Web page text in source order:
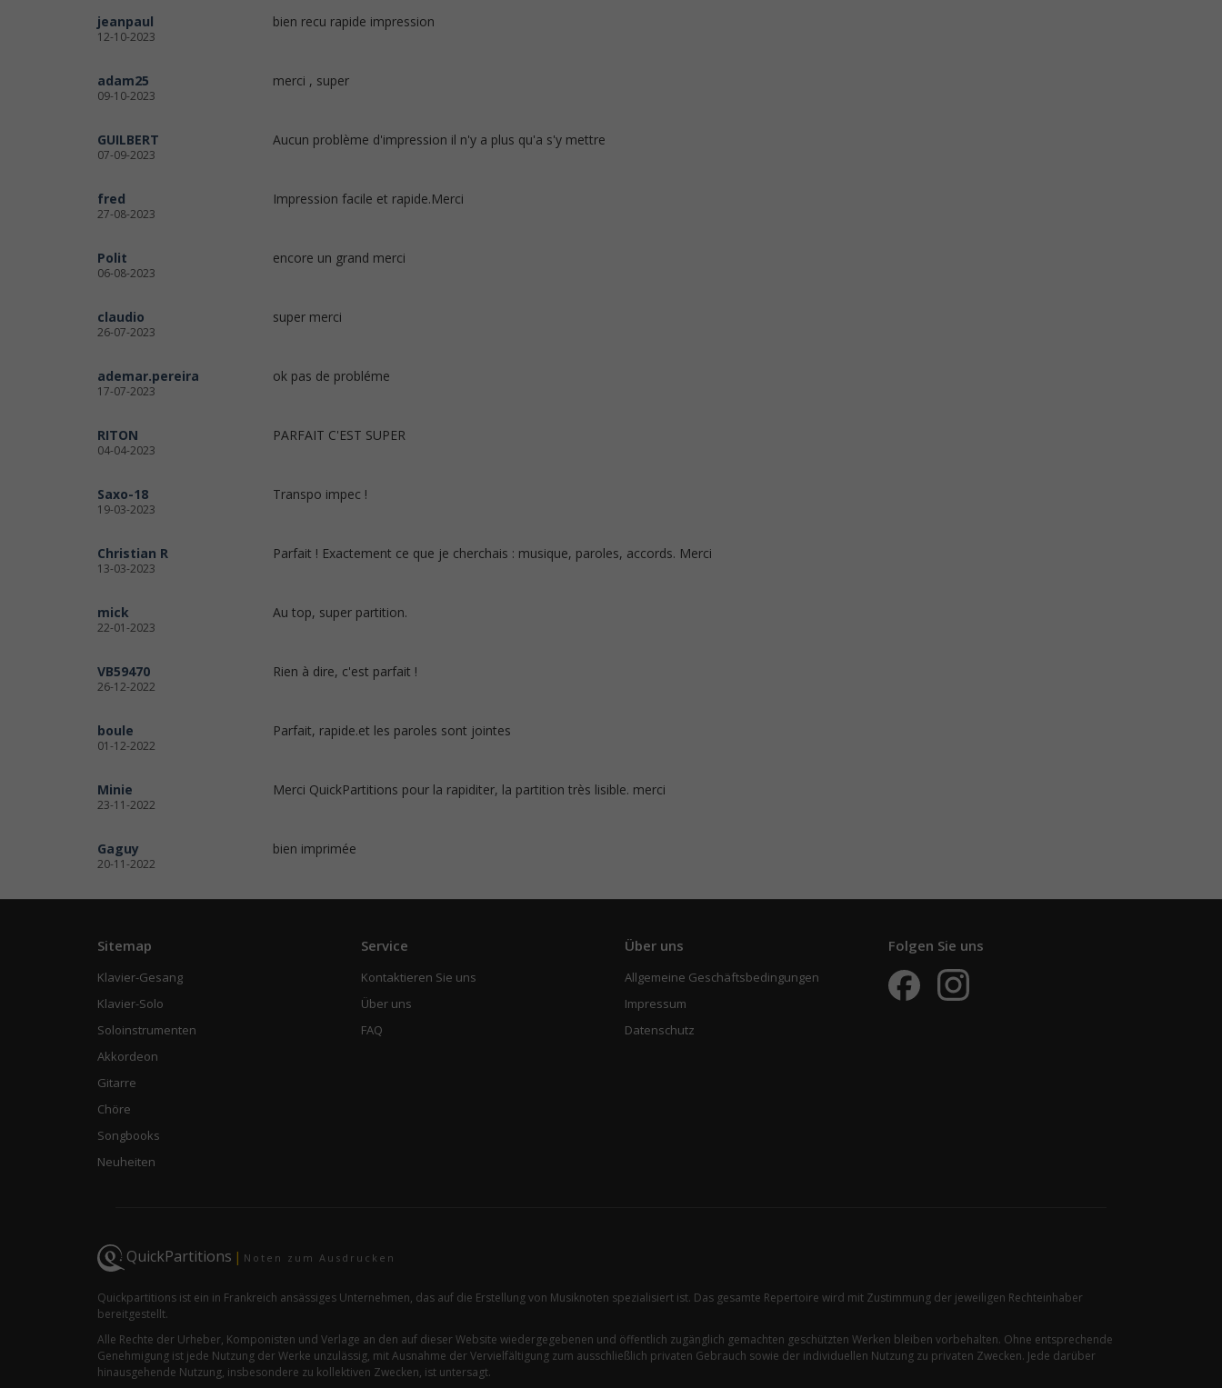
jeanpaul
12-10-2023
bien recu rapide impression
adam25
09-10-2023
merci , super
GUILBERT
07-09-2023
Aucun problème d'impression il n'y a plus qu'a s'y mettre
fred
27-08-2023
Impression facile et rapide.Merci
Polit
06-08-2023
encore un grand merci
claudio
26-07-2023
super merci
ademar.pereira
17-07-2023
ok pas de probléme
RITON
04-04-2023
PARFAIT C'EST SUPER
Saxo-18
19-03-2023
Transpo impec !
Christian R
13-03-2023
Parfait ! Exactement ce que je cherchais : musique, paroles, accords. Merci
mick
22-01-2023
Au top, super partition.
VB59470
26-12-2022
Rien à dire, c'est parfait !
boule
01-12-2022
Parfait, rapide.et les paroles sont jointes
Minie
23-11-2022
Merci QuickPartitions pour la rapiditer, la partition très lisible. merci
Gaguy
20-11-2022
bien imprimée
Sitemap
Klavier-Gesang
Klavier-Solo
Soloinstrumenten
Akkordeon
Gitarre
Chöre
Songbooks
Neuheiten
Service
Kontaktieren Sie uns
Über uns
FAQ
Über uns
Allgemeine Geschäftsbedingungen
Impressum
Datenschutz
Folgen Sie uns
QuickPartitions | Noten zum Ausdrucken
Quickpartitions ist ein in Frankreich ansässiges Unternehmen, das auf die Erstellung von Musiknoten spezialisiert ist. Das gesamte Repertoire wird mit Zustimmung der jeweiligen Rechteinhaber
bereitgestellt.
Alle Rechte der Urheber, Komponisten und Verlage an den auf dieser Website wiedergegebenen und öffentlich zugänglich gemachten geschützten Werken bleiben vorbehalten. Ohne entsprechende
Genehmigung ist jede Nutzung der Werke unzulässig, mit Ausnahme der Vervielfältigung zum ausschließlich privaten Gebrauch sowie der individuellen Nutzung zu privaten Zwecken. Jede darüber
hinausgehende Nutzung, insbesondere zu kollektiven Zwecken, ist untersagt.